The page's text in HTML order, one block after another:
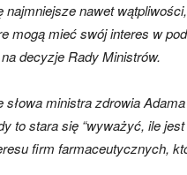
najmniejsze nawet
mogą mieć swój interes w
decyzje Rady Ministrów.
ministra zdrowia
to stara się “wyważyć, ile
firm farmaceutycznych,